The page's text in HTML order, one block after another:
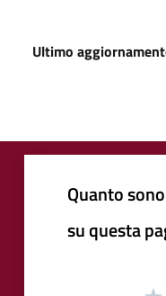
Ultimo
Quanto
su questa